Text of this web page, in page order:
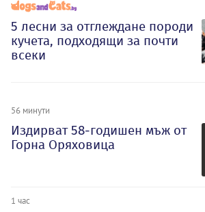
5 лесни за отглеждане породи
кучета, подходящи за почти
всеки
56 минути
Издирват 58-годишен мъж от
Горна Оряховица
1 час